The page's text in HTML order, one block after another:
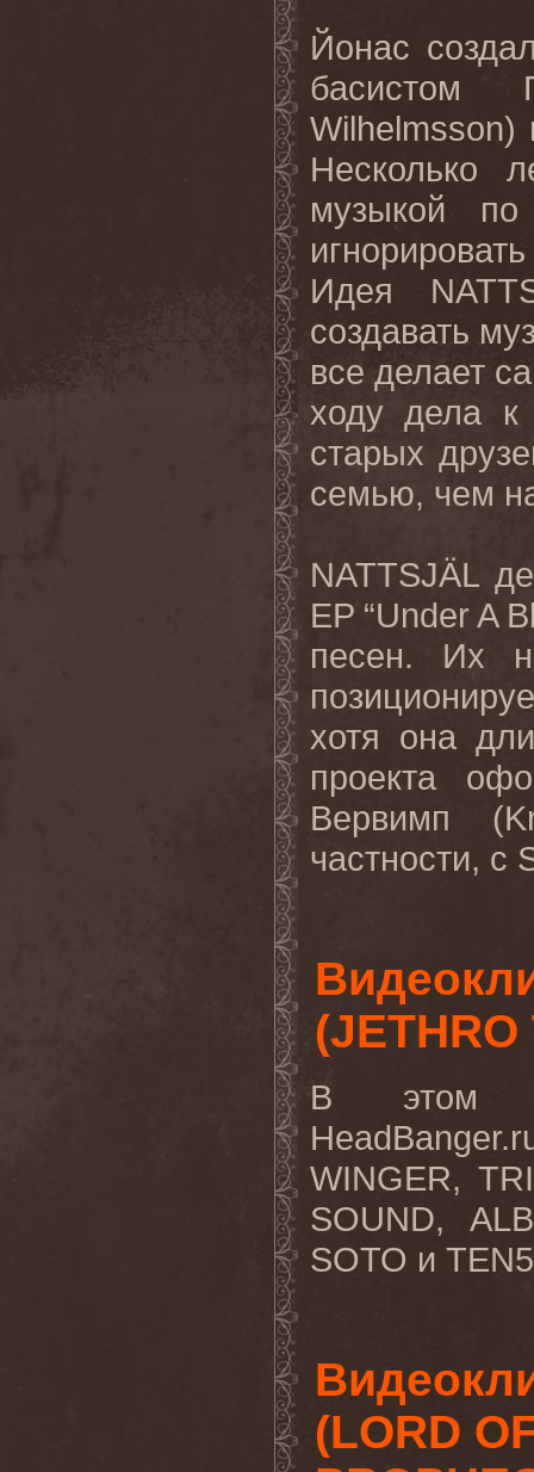
Йонас
басистом
Wilhelmsson)
Несколько
музыкой
Идея
создавать
все делает
ходу дела к
старых
семью, чем
NATTSJÄL
EP “Under A
песен. Их
хотя она
проекта
Вервимп
частности,
В этом
WINGER,
SOUND,
SOTO и
(LORD